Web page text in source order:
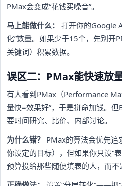
PMax会变成“花钱买噪音”。
马上能做什么：
打开你的Google
化”数量。如果少于15个，先别开
关键词）积累数据。
误区二：PMax能快速放
有人看到PMax（Performance
量快=效果好”，于是拼命加钱。
要时间研究、比价、内部讨论。
为什么错？ PMax的算法会优先追
你设定的目标），但如果你只设“
预算投给那些随便填表的人，而不